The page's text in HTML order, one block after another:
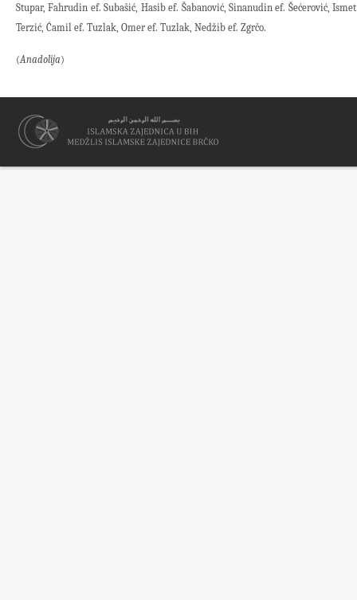
Stupar, Fahrudin ef. Subašić, Hasib ef. Šabanović, Sinanudin ef. Šećerović,
Terzić, Ćamil ef. Tuzlak, Omer ef. Tuzlak, Nedžib ef. Zgrčo.
(Anadolija)